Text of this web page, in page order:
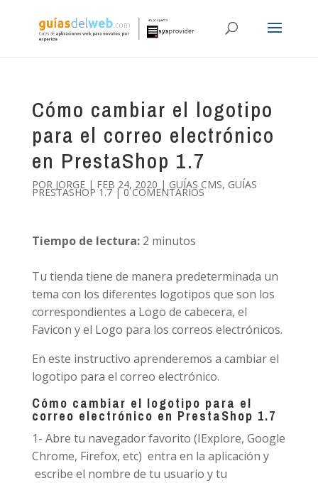
Cómo cambiar el logotipo
para el correo electrónico
en PrestaShop 1.7
POR JORGE| FEB 24, 2020 | GUÍAS CMS, GUÍAS
PRESTASHOP 1.7|0 COMENTARIOS
Tiempo de lectura: 2 minutos
Tu tienda tiene de manera predeterminada un
tema con los diferentes logotipos que son los
correspondientes a Logo de cabecera, el
Favicon y el Logo para los correos electrónicos.
En este instructivo aprenderemos a cambiar el
logotipo para el correo electrónico.
Cómo cambiar el logotipo para el
correo electrónico en PrestaShop 1.7
1- Abre tu navegador favorito (IExplore, Google
Chrome, Firefox, etc) entra en la aplicación y
escribe el nombre de tu usuario y tu